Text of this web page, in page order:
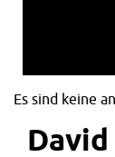
Es sind keine
David